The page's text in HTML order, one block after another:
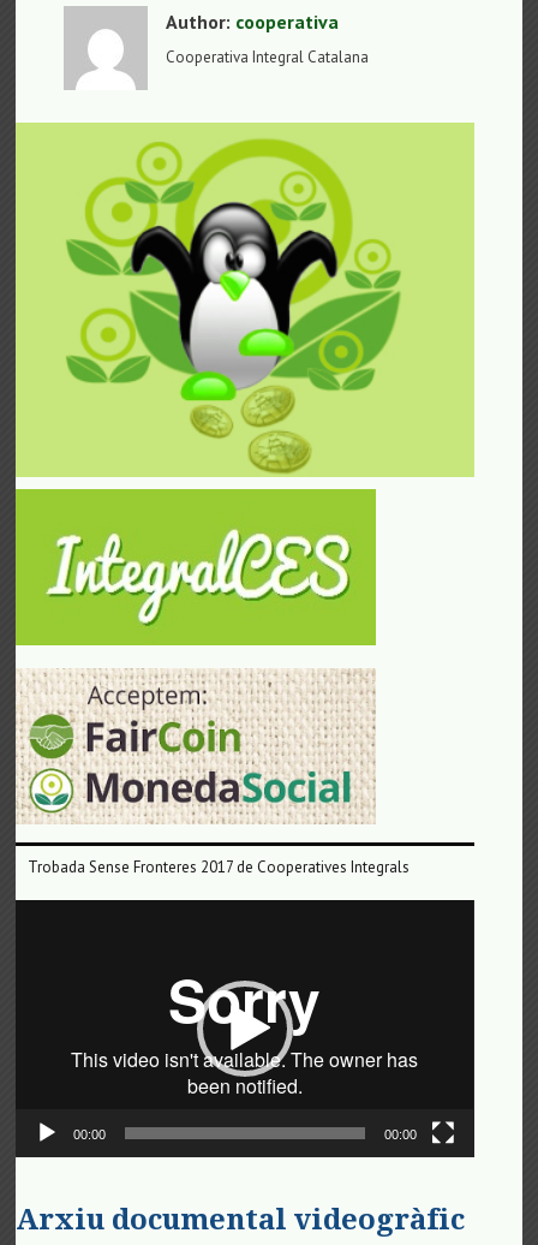
Author: cooperativa
Cooperativa Integral Catalana
Trobada Sense Fronteres 2017 de Cooperatives Integrals
00:00 00:00
Arxiu documental videogràfic